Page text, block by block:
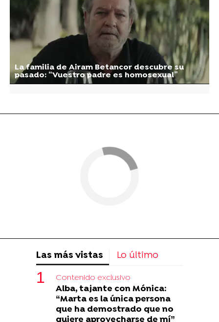
La familia de Airam Betancor descubre su
pasado: “Vuestro padre es homosexual”
Las más vistas Lo último
Contenido exclusivo
Alba, tajante con Mónica:
“Marta es la única persona
que ha demostrado que no
quiere aprovecharse de mí”